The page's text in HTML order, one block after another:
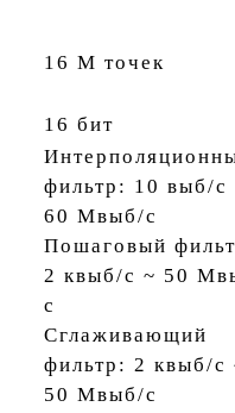
16 М точек
16 бит
фильтр: 10 выб/с
60 Мвыб/с
Пошаговый
2 квыб/с ~ 50
с
Cглаживающий
фильтр: 2 квыб/с
50 Мвыб/с